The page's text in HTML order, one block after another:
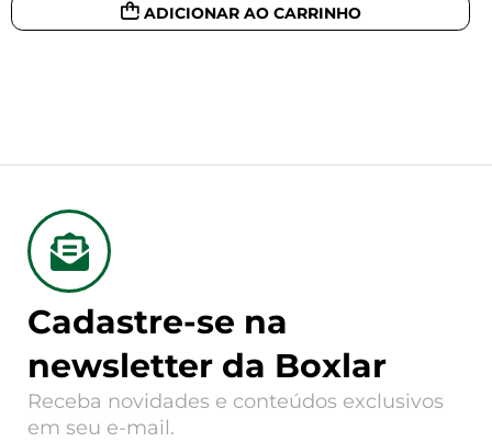
ADICIONAR AO CARRINHO
Cadastre-se na
newsletter da Boxlar
Receba novidades e conteúdos exclusivos
em seu e-mail.